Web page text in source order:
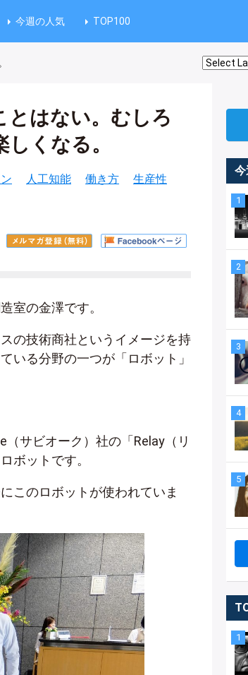
今週の人気 TOP100
とはない。むしろ
くなる。
人工知能 働き方
生産性
室の金澤です。
の技術商社というイメージを持
いる分野の一つが「ロボット」
（サビオーク）社の「Relay（リ
ボットです。
このロボットが使われていま
1
2
3
4
5
1